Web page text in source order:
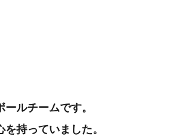
ルチームです。
持っていました。